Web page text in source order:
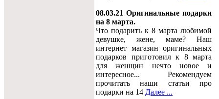
08.03.21 Оригинальные подарки
на 8 марта.
Что подарить к 8 марта любимой
девушке, жене, маме? Наш
интернет магазин оригинальных
подарков приготовил к 8 марта
для женщин нечто новое и
интересное... Рекомендуем
прочитать наши статьи про
подарки на 14 Далее ...